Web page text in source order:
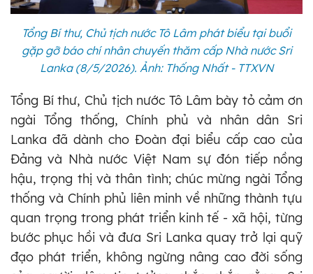
Tổng Bí thư, Chủ tịch nước Tô Lâm phát biểu tại buổi
gặp gỡ báo chí nhân chuyến thăm cấp Nhà nước Sri
Lanka (8/5/2026). Ảnh: Thống Nhất - TTXVN
Tổng Bí thư, Chủ tịch nước Tô Lâm bày tỏ cảm ơn
ngài Tổng thống, Chính phủ và nhân dân Sri
Lanka đã dành cho Đoàn đại biểu cấp cao của
Đảng và Nhà nước Việt Nam sự đón tiếp nồng
hậu, trọng thị và thân tình; chúc mừng ngài Tổng
thống và Chính phủ liên minh về những thành tựu
quan trọng trong phát triển kinh tế - xã hội, từng
bước phục hồi và đưa Sri Lanka quay trở lại quỹ
đạo phát triển, không ngừng nâng cao đời sống